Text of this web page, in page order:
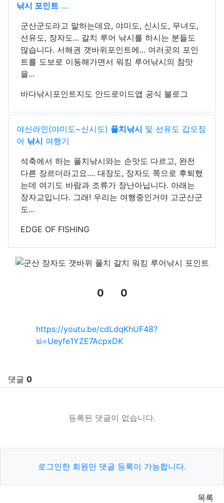
낚시 포인트 ....
군산군도라고 말하는데요, 야미도, 신시도, 무녀도,
선유도, 장자도... 갈치 루어 낚시를 하시는 분들도
많습니다. 서해권 갯바위포인트에... 여러곳의 포인
트를 도보로 이동해가면서 워킹 루어낚시의 참맛
을...
바다낚시포인트지도 안드로이드앱 공식 블로그
야신라인(야미도~신시도) 풀치낚시 및 선유도 갑오징
어 낚시 여행기
석축에서 하는 풀치낚시와는 손맛도 다르고, 완전
다른 장르더라고요.... 대장도, 장자도 쪽으로 후퇴했
는데 여기도 바람과 조류가 장난아닙니다. 아래는
장자교입니다. 그래! 우리는 여행중인거야 고군산군
도...
EDGE OF FISHING
0
0
관련자료https://youtu.be/cdLdqKhUF48?
si=Ueyfe1YZE7AcpxDK
댓글 0
등록된 댓글이 없습니다.
로그인한 회원만 댓글 등록이 가능합니다.
목록